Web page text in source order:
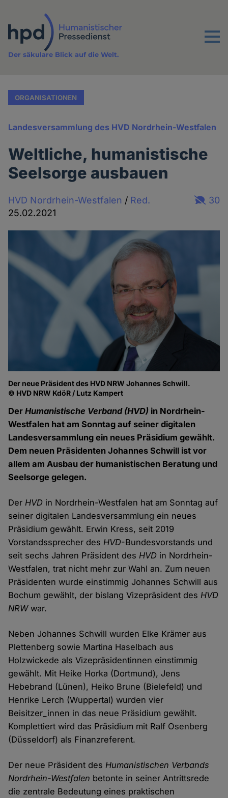
Inhalt
Menu
Der säkulare Blick auf die Welt.
ORGANISATIONEN
Landesversammlung des HVD Nordrhein-Westfalen
Weltliche, humanistische
Seelsorge ausbauen
HVD Nordrhein-Westfalen / Red.
25.02.2021
30
Der neue Präsident des HVD NRW Johannes Schwill.
© HVD NRW KdöR / Lutz Kampert
DerHumanistische Verband (HVD) in Nordrhein-
Westfalen hat am Sonntag auf seiner digitalen
Landesversammlung ein neues Präsidium gewählt.
Dem neuen Präsidenten Johannes Schwill ist vor
allem am Ausbau der humanistischen Beratung und
Seelsorge gelegen.
DerHVD in Nordrhein-Westfalen hat am Sonntag auf
seiner digitalen Landesversammlung ein neues
Präsidium gewählt. Erwin Kress, seit 2019
Vorstandssprecher desHVD-Bundesvorstands und
seit sechs Jahren Präsident desHVD in Nordrhein-
Westfalen, trat nicht mehr zur Wahl an. Zum neuen
Präsidenten wurde einstimmig Johannes Schwill aus
Bochum gewählt, der bislang Vizepräsident desHVD
NRWwar.
Neben Johannes Schwill wurden Elke Krämer aus
Plettenberg sowie Martina Haselbach aus
Holzwickede als Vizepräsidentinnen einstimmig
gewählt. Mit Heike Horka (Dortmund), Jens
Hebebrand (Lünen), Heiko Brune (Bielefeld) und
Henrike Lerch (Wuppertal) wurden vier
Beisitzer_innen in das neue Präsidium gewählt.
Komplettiert wird das Präsidium mit Ralf Osenberg
(Düsseldorf) als Finanzreferent.
Der neue Präsident desHumanistischen Verbands
Nordrhein-Westfalen betonte in seiner Antrittsrede
die zentrale Bedeutung eines praktischen